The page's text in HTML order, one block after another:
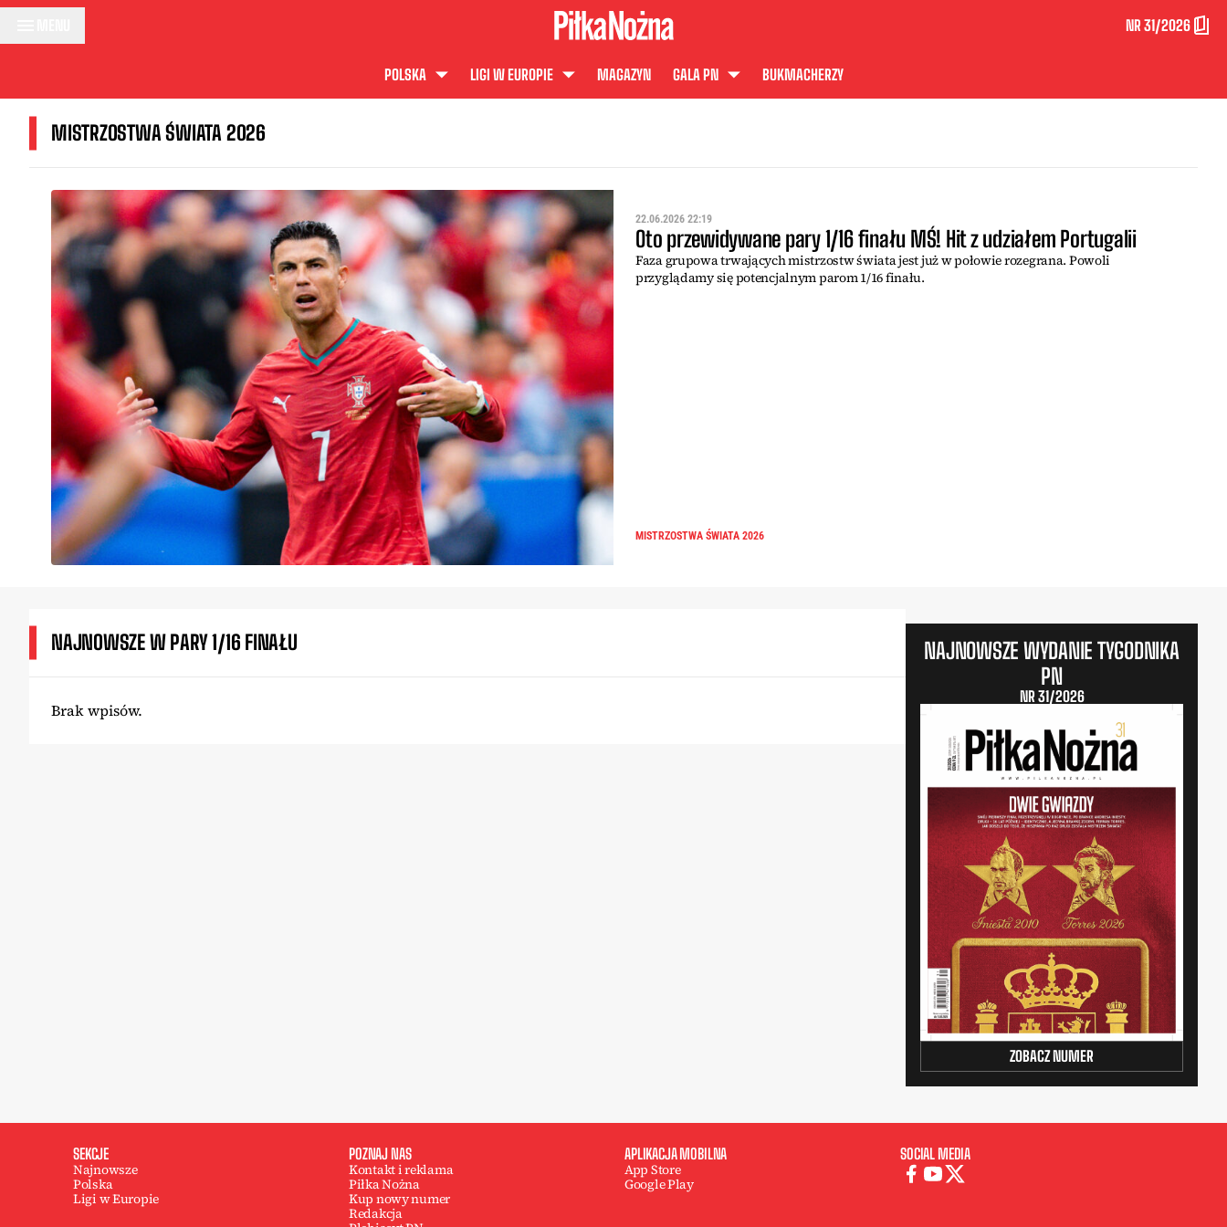
Przejdź do treści
NR 31/2026
POLSKA LIGI W EUROPIE MAGAZYN GALA PN BUKMACHERZY
MISTRZOSTWA ŚWIATA 2026
22.06.2026 22:19
Oto przewidywane pary 1/16 finału MŚ! Hit z udziałem Portugalii
Faza grupowa trwających mistrzostw świata jest już w połowie rozegrana. Powoli
przyglądamy się potencjalnym parom 1/16 finału.
MISTRZOSTWA ŚWIATA 2026
NAJNOWSZE W PARY 1/16 FINAŁU
Brak wpisów.
NAJNOWSZE WYDANIE TYGODNIKA
PN
NR 31/2026
ZOBACZ NUMER
SEKCJE
Najnowsze
Polska
Ligi w Europie
POZNAJ NAS
Kontakt i reklama
Piłka Nożna
Kup nowy numer
Redakcja
APLIKACJA MOBILNA
App Store
Google Play
SOCIAL MEDIA